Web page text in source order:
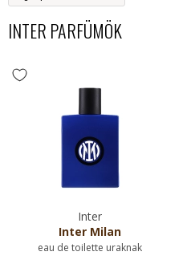
INTER PARFÜMÖK
Inter
Inter Milan
eau de toilette uraknak